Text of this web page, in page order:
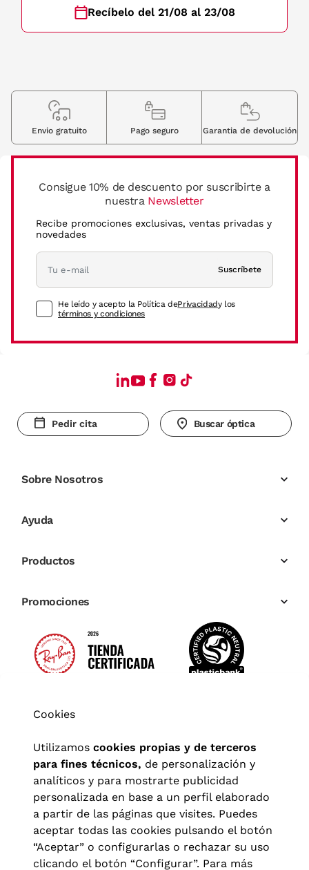
Recíbelo del 21/08 al 23/08
Consigue 10% de descuento por suscribirte a
nuestra Newsletter
Recibe promociones exclusivas, ventas privadas y
novedades
Suscríbete
He leído y acepto la Política dePrivacidady los
términos y condiciones
Envio gratuito Pago seguro Garantia de devolución
Pedir cita Buscar óptica
Sobre Nosotros
Ayuda
Productos
Promociones
Cookies
Utilizamos cookies propias y de terceros
para fines técnicos, de personalización y
analíticos y para mostrarte publicidad
personalizada en base a un perfil elaborado
a partir de las páginas que visites. Puedes
aceptar todas las cookies pulsando el botón
“Aceptar” o configurarlas o rechazar su uso
clicando el botón “Configurar”. Para más